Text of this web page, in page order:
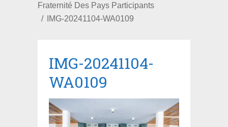
Fraternité Des Pays Participants
IMG-20241104-WA0109
IMG-20241104-
WA0109